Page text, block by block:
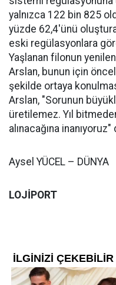
yalnızca 122 bin 825
yüzde 62,4'ünü
eski regülasyonlara
Yaşlanan filonun
Arslan, bunun için
şekilde ortaya
Arslan, "Sorunun
üretilemez. Yıl
alınacağına inanıyoruz"
Aysel YÜCEL – DÜNYA
LOJİPORT